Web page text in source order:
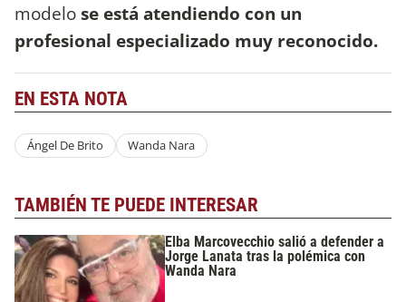
modelose está atendiendo con un
profesional especializado muy reconocido.
EN ESTA NOTA
Ángel De Brito Wanda Nara
TAMBIÉN TE PUEDE INTERESAR
Elba Marcovecchio salió a defender a
Jorge Lanata tras la polémica con
Wanda Nara